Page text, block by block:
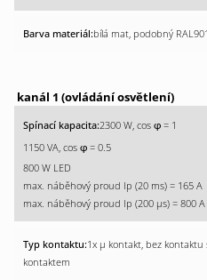
bílá mat, podobný
kanál 1 (ovládání osvětlení)
2300 W, cos φ = 1
1150 VA, cos φ = 0.5
800 W LED
max. náběhový proud Ip (20 ms) = 165 A
max. náběhový proud Ip (200 µs) = 800 A
1x µ kontakt, bez
kontaktem